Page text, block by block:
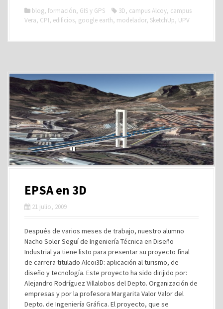
blog, formación, GIS y GPS 3D, campus Alcoy, campus
Vera, CPI, edificios, google earth, modelador, SketchUp, UPV
EPSA en 3D
21 julio, 2009
Después de varios meses de trabajo, nuestro alumno
Nacho Soler Seguí de Ingeniería Técnica en Diseño
Industrial ya tiene listo para presentar su proyecto final
de carrera titulado Alcoi3D: aplicación al turismo, de
diseño y tecnología. Este proyecto ha sido dirijido por:
Alejandro Rodríguez Villalobos del Depto. Organización de
empresas y por la profesora Margarita Valor Valor del
Depto. de Ingeniería Gráfica. El proyecto, que se